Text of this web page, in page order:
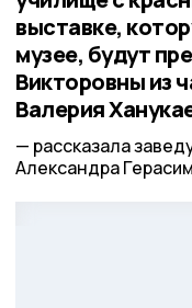
выставке,
музее, будут
Викторовны из
Валерия
рассказала
Александра